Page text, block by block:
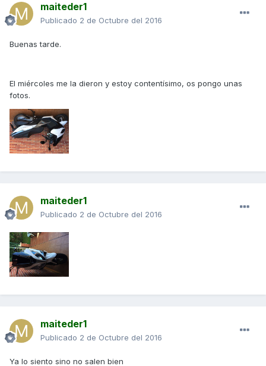
maiteder1
Publicado 2 de Octubre del 2016
Buenas tarde.
El miércoles me la dieron y estoy contentísimo, os pongo unas
fotos.
maiteder1
Publicado 2 de Octubre del 2016
maiteder1
Publicado 2 de Octubre del 2016
Ya lo siento sino no salen bien